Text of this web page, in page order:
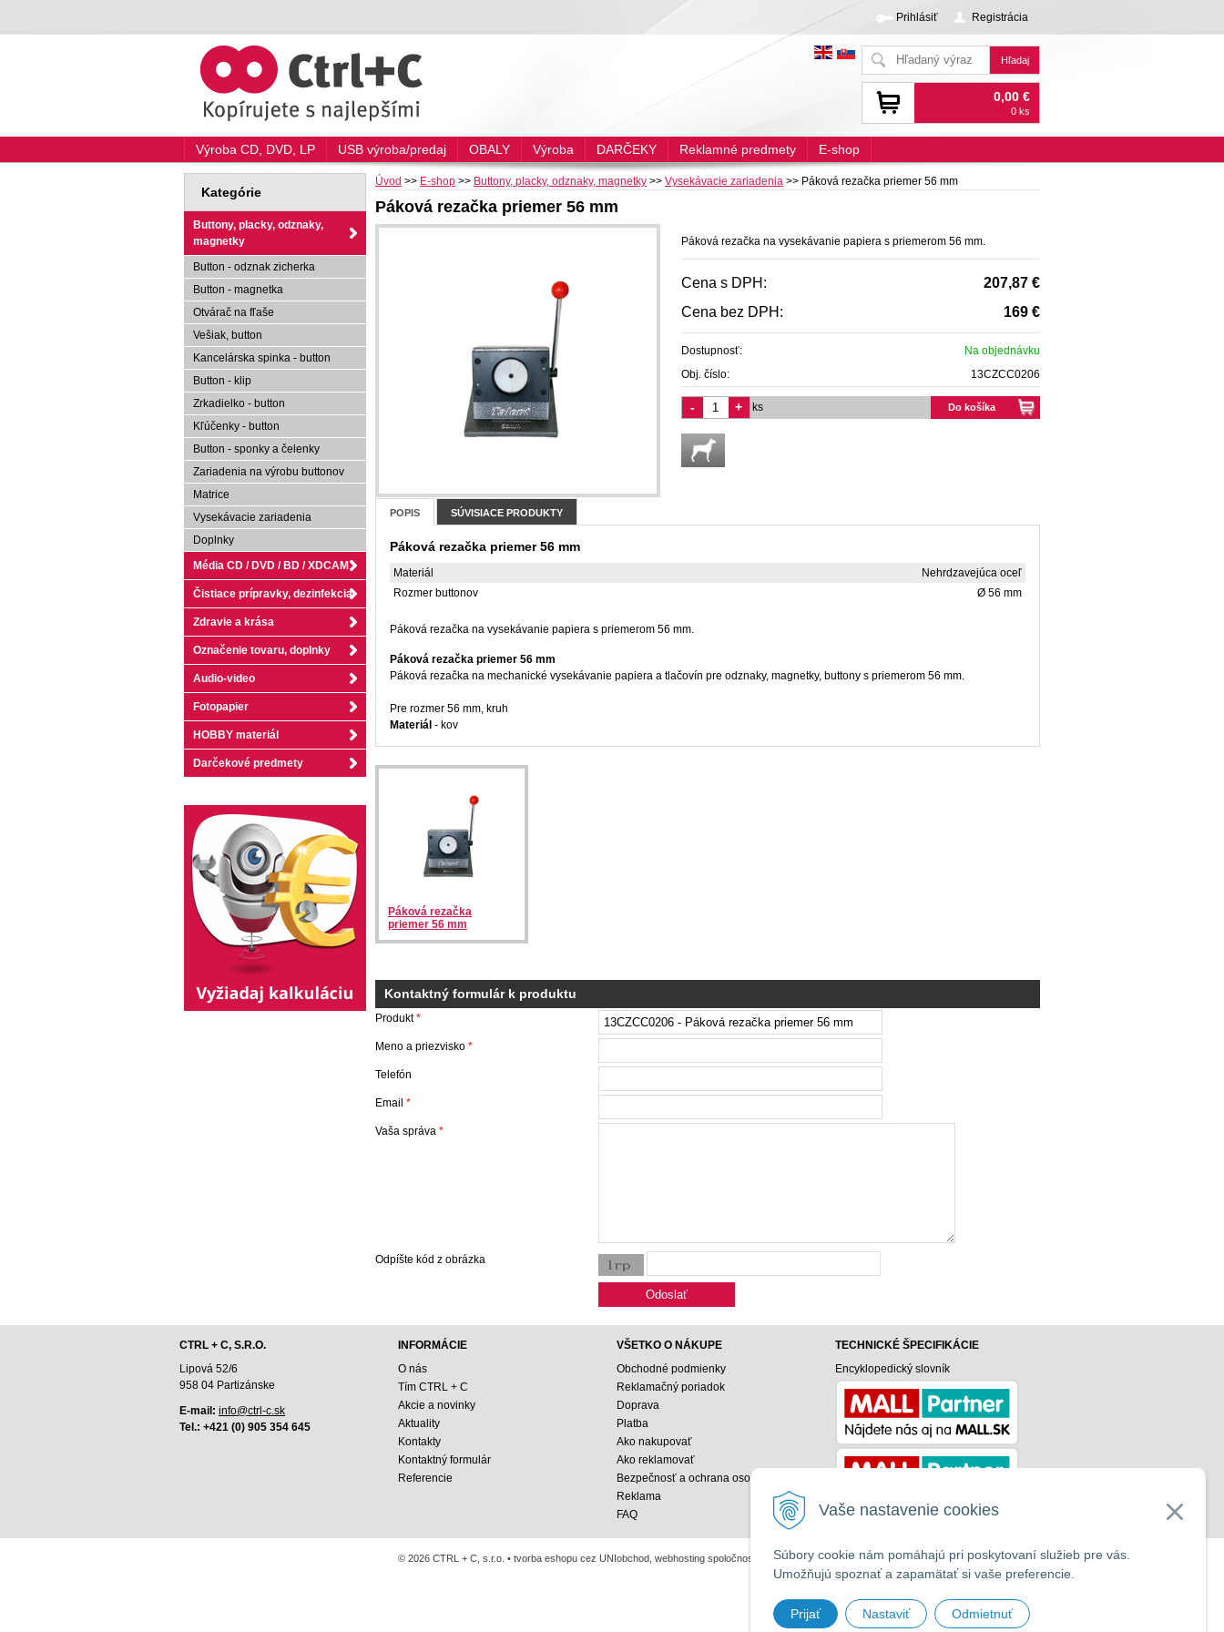
Vaše nastavenie cookies
Súbory cookie nám pomáhajú pri poskytovaní služieb pre vás.
Umožňujú spoznať a zapamätať si vaše preferencie.
Prijať Nastaviť Odmietnuť
Prihlásiť Registrácia
0,00 €
0 ks
Úvod >> E-shop >> Buttony, placky, odznaky, magnetky >> Vysekávacie zariadenia >> Páková rezačka priemer 56 mm
Páková rezačka priemer 56 mm
Páková rezačka na vysekávanie papiera s priemerom 56 mm.
Cena s DPH:
207,87 €
Cena bez DPH:
169 €
Dostupnosť:
Na objednávku
Obj. číslo:
13CZCC0206
Do košíka
- + ks
POPIS SÚVISIACE PRODUKTY
Páková rezačka priemer 56 mm
Materiál
Nehrdzavejúca oceľ
Rozmer buttonov
Ø 56 mm
Páková rezačka na vysekávanie papiera s priemerom 56 mm.
Páková rezačka priemer 56 mm
Páková rezačka na mechanické vysekávanie papiera a tlačovín pre odznaky, magnetky, buttony s priemerom 56 mm.
Pre rozmer 56 mm, kruh
Materiál - kov
Páková rezačka
priemer 56 mm
Kontaktný formulár k produktu
Produkt*
Meno a priezvisko *
Telefón
Email *
Vaša správa *
Odpíšte kód z obrázka
Kategórie
Buttony, placky, odznaky,
magnetky
Button - odznak zicherka
Button - magnetka
Otvárač na fľaše
Vešiak, button
Kancelárska spinka - button
Button - klip
Zrkadielko - button
Kľúčenky - button
Button - sponky a čelenky
Zariadenia na výrobu buttonov
Matrice
Vysekávacie zariadenia
Doplnky
Média CD / DVD / BD / XDCAM
Čistiace prípravky, dezinfekcia
Zdravie a krása
Označenie tovaru, doplnky
Audio-video
Fotopapier
HOBBY materiál
Darčekové predmety
Výroba CD, DVD, LP USB výroba/predaj OBALY Výroba DARČEKY Reklamné predmety E-shop
CTRL + C, S.R.O.
Lipová 52/6
958 04 Partizánske
E-mail: info@ctrl-c.sk
Tel.: +421 (0) 905 354 645
INFORMÁCIE
O nás
Tím CTRL + C
Akcie a novinky
Aktuality
Kontakty
Kontaktný formulár
Referencie
VŠETKO O NÁKUPE
Obchodné podmienky
Reklamačný poriadok
Doprava
Platba
Ako nakupovať
Ako reklamovať
Bezpečnosť a ochrana osobných údajov
Reklama
FAQ
TECHNICKÉ ŠPECIFIKÁCIE
Encyklopedický slovník
© 2026 CTRL + C, s.r.o. • tvorba eshopu cez UNIobchod webhosting spoločnosti WEBYGROUP